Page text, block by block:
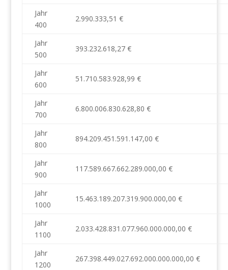
Jahr
400
2.990.333,51 €
Jahr
500
393.232.618,27 €
Jahr
600
51.710.583.928,99 €
Jahr
700
6.800.006.830.628,80 €
Jahr
800
894.209.451.591.147,00 €
Jahr
900
117.589.667.662.289.000,00 €
Jahr
1000
15.463.189.207.319.900.000,00 €
Jahr
1100
2.033.428.831.077.960.000.000,00 €
Jahr
1200
267.398.449.027.692.000.000.000,00 €